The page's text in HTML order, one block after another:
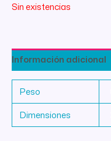
Sin existencias
Información adicional
Peso
Dimensiones